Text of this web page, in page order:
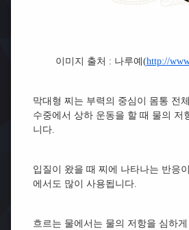
이미지 출처 : 나루예(http://
막대형 찌는 부력의 중심이 몸통 전
수중에서 상하 운동을 할 때 물의 저
니다.
입질이 왔을 때 찌에 나타나는 반응
에서도 많이 사용됩니다.
흐르는 물에서는 물의 저항을 심하